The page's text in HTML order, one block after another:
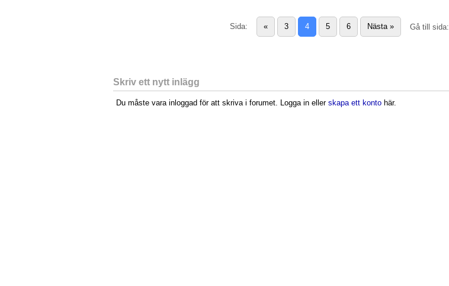
Sida: « 3 4 5 6 Nästa» Gå till sida:
Skriv ett nytt inlägg
Du måste vara inloggad för att skriva i forumet. Logga in ellerskapa ett konto här.